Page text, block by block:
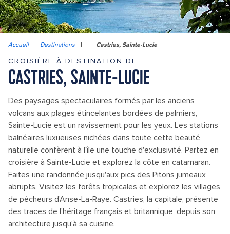
Accueil | Destinations | | Castries, Sainte-Lucie
CROISIÈRE À DESTINATION DE
CASTRIES, SAINTE-LUCIE
Des paysages spectaculaires formés par les anciens
volcans aux plages étincelantes bordées de palmiers,
Sainte-Lucie est un ravissement pour les yeux. Les stations
balnéaires luxueuses nichées dans toute cette beauté
naturelle confèrent à l'île une touche d'exclusivité. Partez en
croisière à Sainte-Lucie et explorez la côte en catamaran.
Faites une randonnée jusqu'aux pics des Pitons jumeaux
abrupts. Visitez les forêts tropicales et explorez les villages
de pêcheurs d'Anse-La-Raye. Castries, la capitale, présente
des traces de l'héritage français et britannique, depuis son
architecture jusqu'à sa cuisine.